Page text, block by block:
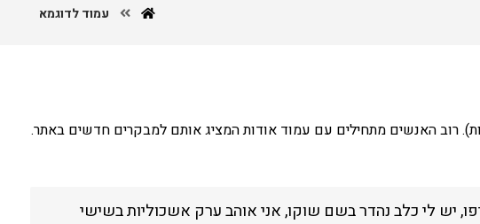
עמוד לדוגמא
רוב האנשים מתחילים עם עמוד אודות המציג אותם למבקרים חדשים באתר.
יש לי כלב נהדר בשם שוקו, אני אוהב ערק אשכוליות בשישי